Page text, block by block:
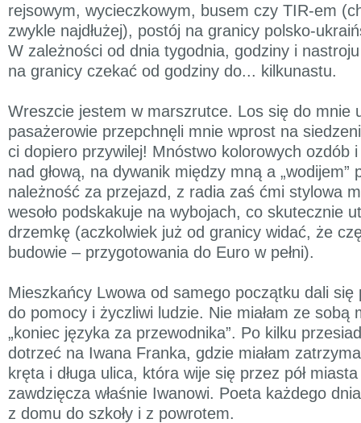
rejsowym, wycieczkowym, busem czy TIR-em
zwykle najdłużej), postój na granicy polsko-
W zależności od dnia tygodnia, godziny i
na granicy czekać od godziny do... kilkunastu.
Wreszcie jestem w marszrutce. Los się do mnie
pasażerowie przepchnęli mnie wprost na
ci dopiero przywilej! Mnóstwo kolorowych ozdób
nad głową, na dywanik między mną a „wodijem”
należność za przejazd, z radia zaś ćmi stylowa
wesoło podskakuje na wybojach, co skutecznie
drzemkę (aczkolwiek już od granicy widać, że
budowie – przygotowania do Euro w pełni).
Mieszkańcy Lwowa od samego początku dali się
do pomocy i życzliwi ludzie. Nie miałam ze sobą
„koniec języka za przewodnika”. Po kilku
dotrzeć na Iwana Franka, gdzie miałam
kręta i długa ulica, która wije się przez pół
zawdzięcza właśnie Iwanowi. Poeta każdego
z domu do szkoły i z powrotem.